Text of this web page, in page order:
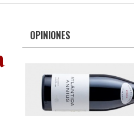
OPINIONES